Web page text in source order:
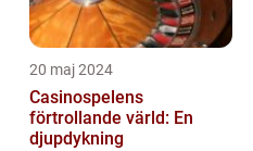
20 maj 2024
Casinospelens
förtrollande värld: En
djupdykning